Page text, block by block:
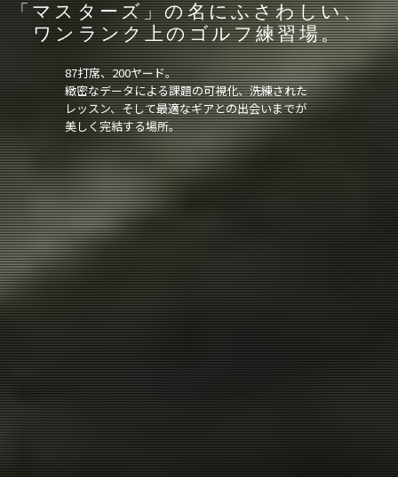
「マスターズ」の名にふさわしい、
ワンランク上のゴルフ練習場。
87打席、200ヤード。
緻密なデータによる課題の可視化、洗練された
レッスン、そして最適なギアとの出会いまでが
美しく完結する場所。